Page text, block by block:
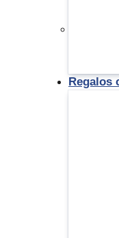
Regalos